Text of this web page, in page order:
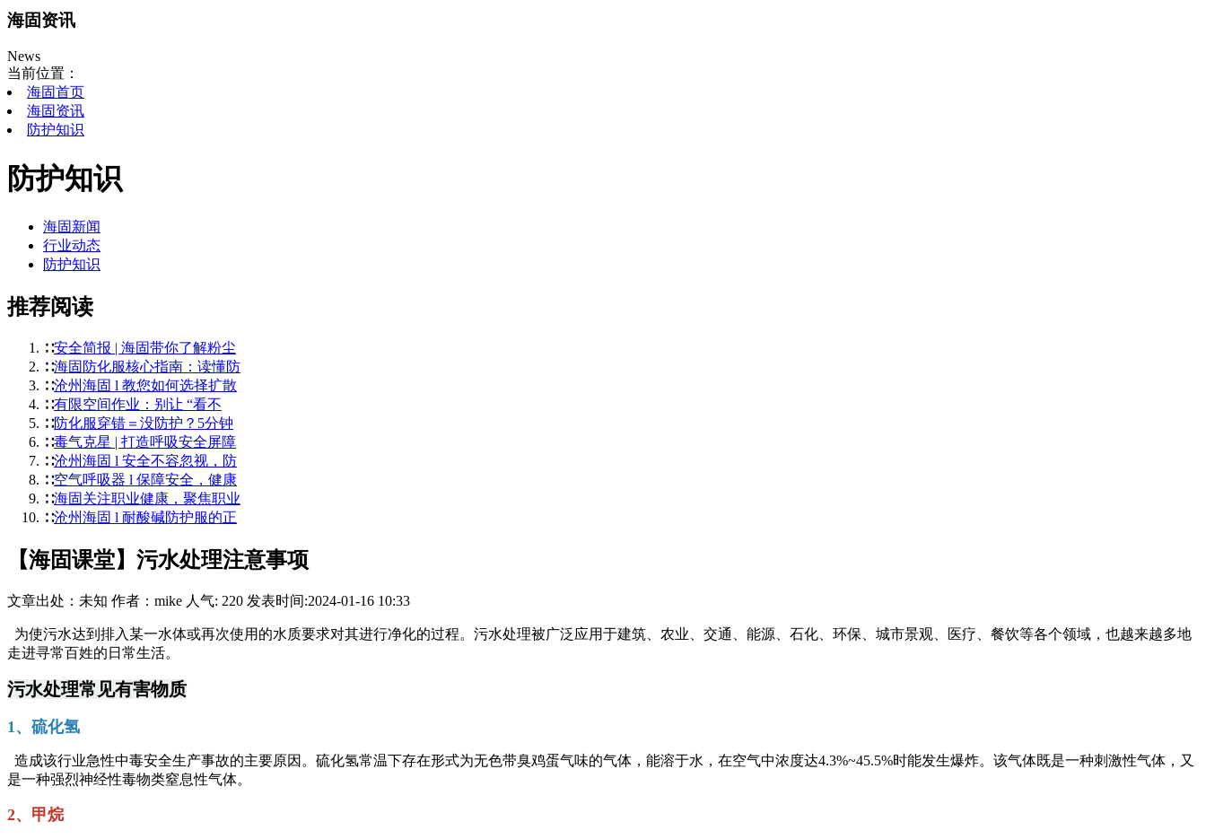
海固资讯
News
当前位置：
海固首页
海固资讯
防护知识
防护知识
海固新闻
行业动态
防护知识
推荐阅读
∷安全简报 | 海固带你了解粉尘
∷海固防化服核心指南：读懂防
∷沧州海固 l 教您如何选择扩散
∷有限空间作业：别让 “看不
∷防化服穿错＝没防护？5分钟
∷毒气克星 | 打造呼吸安全屏障
∷沧州海固 l 安全不容忽视，防
∷空气呼吸器 l 保障安全，健康
∷海固关注职业健康，聚焦职业
∷沧州海固 l 耐酸碱防护服的正
【海固课堂】污水处理注意事项
文章出处： 未知 作者： mike 人气: 220 发表时间:2024-01-16 10:33
为使污水达到排入某一水体或再次使用的水质要求对其进行净化的过程。污水处理被广泛应用于建筑、农业、交通、能源、石化、环保、城市景观、医疗、餐饮等各个领域，也越来越多地
走进寻常百姓的日常生活。
污水处理常见有害物质
1、硫化氢
造成该行业急性中毒安全生产事故的主要原因。硫化氢常温下存在形式为无色带臭鸡蛋气味的气体，能溶于水，在空气中浓度达4.3%~45.5%时能发生爆炸。该气体既是一种刺激性气体，又
是一种强烈神经性毒物类窒息性气体。
2、甲烷